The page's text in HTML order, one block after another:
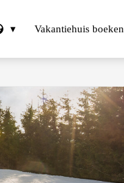
Vakantiehuis boeken